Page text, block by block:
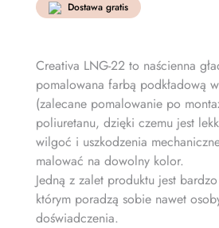
Dostawa gratis
Creativa LNG-22 to naścienna
pomalowana farbą podkładową
(zalecane pomalowanie po
poliuretanu, dzięki czemu jest
wilgoć i uszkodzenia
malować na dowolny kolor.
Jedną z zalet produktu jest
którym poradzą sobie nawet
doświadczenia.